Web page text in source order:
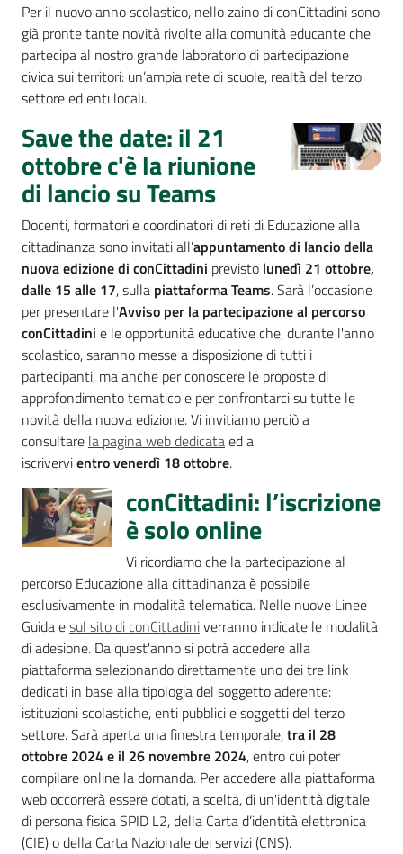
Assemblea
legislativa
Assemblea
Attività
Argomenti
Per i media
Per i cittadini
Per il nuovo anno scolastico, nello zaino di conCittadini sono
già pronte tante novità rivolte alla comunità educante che
partecipa al nostro grande laboratorio di partecipazione
civica sui territori: un’ampia rete di scuole, realtà del terzo
settore ed enti locali.
Save the date: il 21
ottobre c'è la riunione
di lancio su Teams
Docenti, formatori e coordinatori di reti di Educazione alla
cittadinanza sono invitati all’appuntamento di lancio della
nuova edizione di conCittadini previsto lunedì 21 ottobre,
dalle 15 alle 17, sulla piattaforma Teams. Sarà l’occasione
per presentare l'Avviso per la partecipazione al percorso
conCittadini e le opportunità educative che, durante l'anno
scolastico, saranno messe a disposizione di tutti i
partecipanti, ma anche per conoscere le proposte di
approfondimento tematico e per confrontarci su tutte le
novità della nuova edizione. Vi invitiamo perciò a
consultare la pagina web dedicataed a
iscrivervientro venerdì 18 ottobre.
conCittadini: l’iscrizione
è solo online
Vi ricordiamo che la partecipazione al
percorso Educazione alla cittadinanza è possibile
esclusivamente in modalità telematica. Nelle nuove Linee
Guida esul sito di conCittadiniverranno indicate le modalità
di adesione. Da quest'anno si potrà accedere alla
piattaforma selezionando direttamente uno dei tre link
dedicati in base alla tipologia del soggetto aderente:
istituzioni scolastiche, enti pubblici e soggetti del terzo
settore. Sarà aperta una finestra temporale,tra il 28
ottobre 2024 e il 26 novembre 2024, entro cui poter
compilare online la domanda. Per accedere alla piattaforma
web occorrerà essere dotati, a scelta, di un'identità digitale
di persona fisica SPID L2, della Carta d’identità elettronica
(CIE) o della Carta Nazionale dei servizi (CNS).